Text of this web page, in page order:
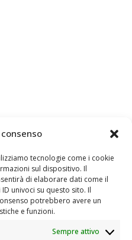
tecnologie come i cookie
sul dispositivo. Il
di elaborare dati come il
univoci su questo sito. Il
potrebbero avere un
e funzioni.
Sempre attivo